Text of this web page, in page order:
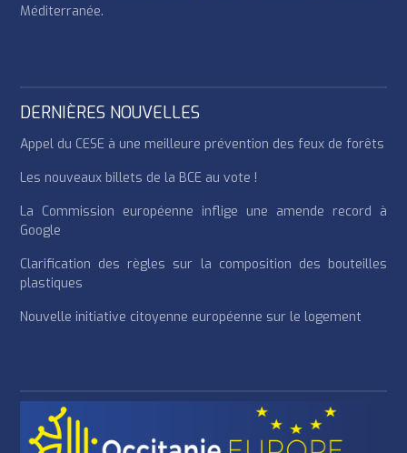
Méditerranée.
DERNIÈRES NOUVELLES
Appel du CESE à une meilleure prévention des feux de forêts
Les nouveaux billets de la BCE au vote !
La Commission européenne inflige une amende record à
Google
Clarification des règles sur la composition des bouteilles
plastiques
Nouvelle initiative citoyenne européenne sur le logement